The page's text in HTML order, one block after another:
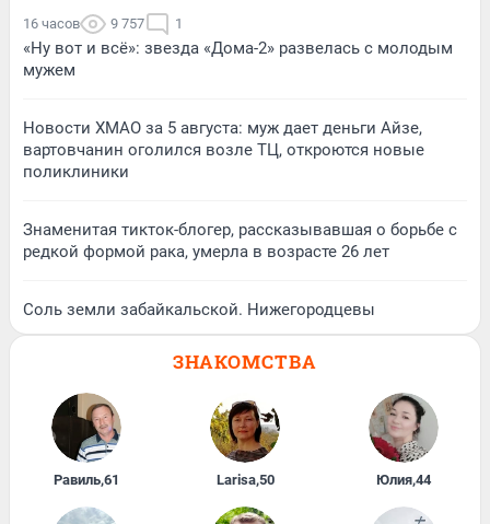
16 часов 9 757 1
«Ну вот и всё»: звезда «Дома-2» развелась с молодым
мужем
Новости ХМАО за 5 августа: муж дает деньги Айзе,
вартовчанин оголился возле ТЦ, откроются новые
поликлиники
Знаменитая тикток-блогер, рассказывавшая о борьбе с
редкой формой рака, умерла в возрасте 26 лет
Соль земли забайкальской. Нижегородцевы
ЗНАКОМСТВА
Равиль,61 Larisa,50 Юлия,44